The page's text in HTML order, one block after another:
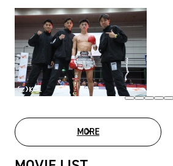
MOREPHOTO GALLERY